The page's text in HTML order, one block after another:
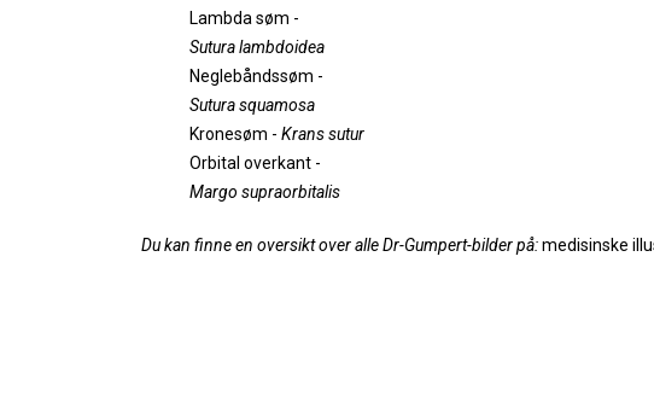
Lambda søm -
Sutura lambdoidea
Neglebåndssøm -
Sutura squamosa
Kronesøm - Krans sutur
Orbital overkant -
Margo supraorbitalis
Du kan finne en oversikt over alle Dr-Gumpert-bilder på:medisinske